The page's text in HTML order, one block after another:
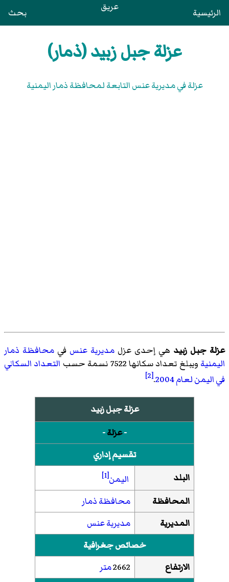
الرئيسية عريق بحث
عزلة جبل زبيد (ذمار)
عزلة في مديرية عنس التابعة لمحافظة ذمار اليمنية
عزلة جبل زبيد هي إحدى عزل مديرية عنس في محافظة ذمار
اليمنية ويبلغ تعداد سكانها 7522 نسمة حسب
التعداد السكاني
في اليمن لعام 2004
.
[2]
عزلة جبل زبيد
-عزلة-
تقسيم إداري
البلد
اليمن[1]
المحافظة
محافظة ذمار
المديرية
مديرية عنس
خصائص جغرافية
الارتفاع
2662متر